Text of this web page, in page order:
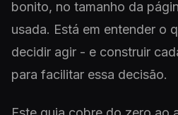
bonito, no tamanho da
usada. Está em entender o
decidir agir - e construir
para facilitar essa decisão.